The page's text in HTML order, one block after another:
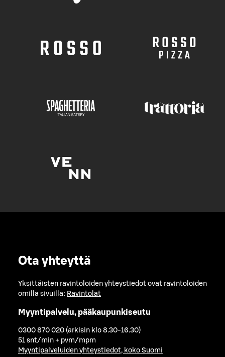
Ota yhteyttä
Yksittäisten ravintoloiden yhteystiedot ovat ravintoloiden
omilla sivuilla: Ravintolat
Myyntipalvelu, pääkaupunkiseutu
0300 870 020 (arkisin klo 8.30-16.30)
51 snt/min + pvm/mpm
Myyntipalveluiden yhteystiedot, koko Suomi